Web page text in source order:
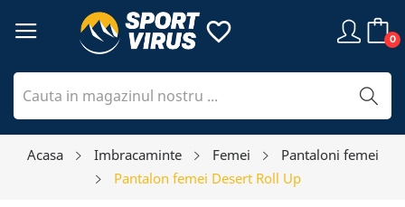
0
favorite_border
Acasa Imbracaminte Femei
Pantaloni femei
Pantalon femei Desert Roll Up